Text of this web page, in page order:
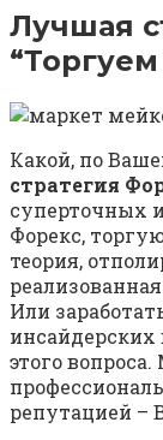
Лучшая
Какой, по
стратегия
суперточных
Форекс,
теория,
Или
инсайдерских
этого
репутацией –